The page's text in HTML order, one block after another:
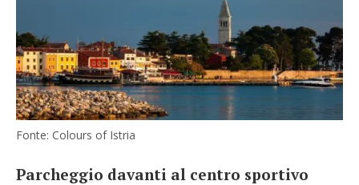
Fonte: Colours of Istria
Parcheggio davanti al centro sportivo